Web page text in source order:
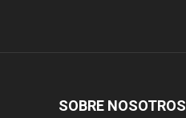
SOBRE NOSOTROS